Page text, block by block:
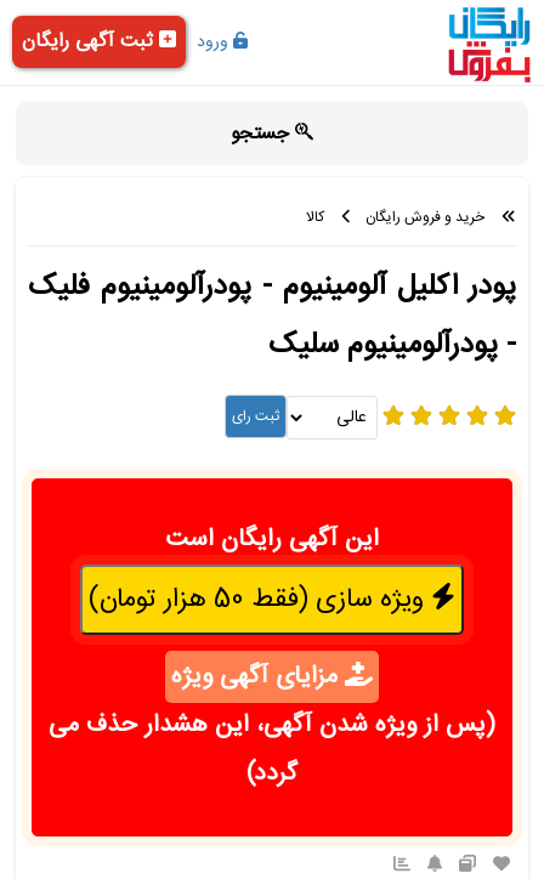
ورود ثبت آگهی رایگان
جستجو
خرید و فروش رایگان کالا
پودر اکلیل آلومینیوم - پودرآلومینیوم فلیک
- پودرآلومینیوم سلیک
این آگهی رایگان است
ویژه سازی (فقط 50 هزار تومان)
مزایای آگهی ویژه
(پس از ویژه شدن آگهی، این هشدار حذف می
گردد)